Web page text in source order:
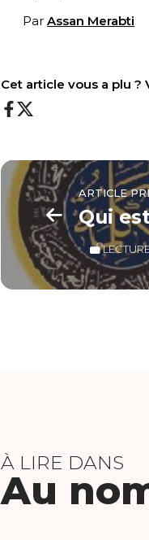
ParAssan Merabti
Cet article vous a plu
ARTICLE
Qui
À LIRE DANS
Au